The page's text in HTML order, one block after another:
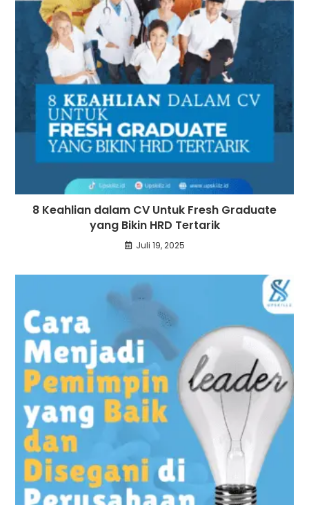
8 Keahlian dalam CV Untuk Fresh Graduate
yang Bikin HRD Tertarik
Juli 19, 2025